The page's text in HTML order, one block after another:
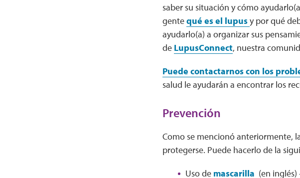
saber su situación y cómo
gentequé es el lupusy por qué
ayudarlo(a) a organizar sus
de LupusConnect, nuestra
Puede contactarnos con los
salud le ayudarán a encontrar los
Prevención
Como se mencionó anteriormente,
protegerse. Puede hacerlo de la
Uso de mascarilla (en